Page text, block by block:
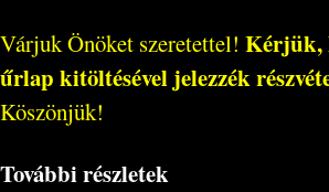
Várjuk Önöket szeretettel! Kérjük,
űrlap kitöltésével jelezzék
Köszönjük!
További részletek